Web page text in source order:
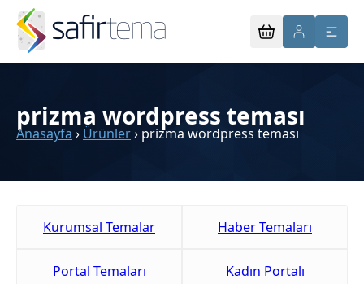
prizma wordpress teması
Anasayfa › Ürünler› prizma wordpress teması
Kurumsal Temalar Haber Temaları
Portal Temaları Kadın Portalı